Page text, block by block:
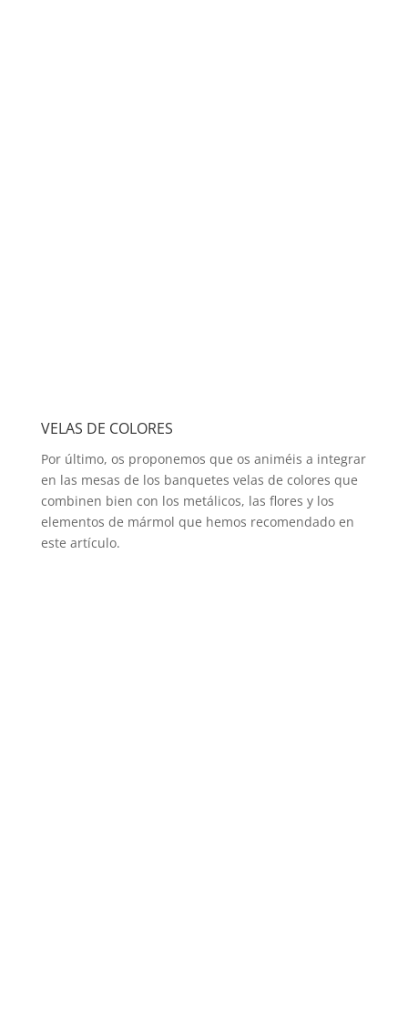
VELAS DE COLORES
Por último, os proponemos que os animéis a integrar
en las mesas de los banquetes velas de colores que
combinen bien con los metálicos, las flores y los
elementos de mármol que hemos recomendado en
este artículo.